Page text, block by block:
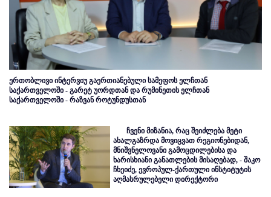
ერთობლივი ინტერვიუ გაერთიანებული სამეფოს ელჩთან
საქართველოში - გარეტ უორდთან და რუმინეთის ელჩთან
საქართველოში - რაზვან როტუნდუსთან
ჩვენი მიზანია, რაც შეიძლება მეტი
ახალგაზრდა მოვიცვათ რეგიონებიდან,
მნიშვნელოვანი გამოცდილებისა და
ხარისხიანი განათლების მისაღებად, - შაკო
ჩხეიძე, ევროპულ-ქართული ინსტიტუტის
აღმასრულებელი დირექტორი